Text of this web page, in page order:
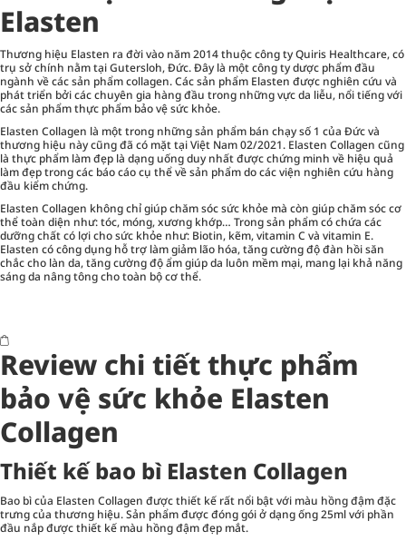
Elasten
Thương hiệu Elasten ra đời vào năm 2014 thuộc công ty Quiris Healthcare, có
trụ sở chính nằm tại Gutersloh, Đức. Đây là một công ty dược phẩm đầu
ngành về các sản phẩm collagen. Các sản phẩm Elasten được nghiên cứu và
phát triển bởi các chuyên gia hàng đầu trong những vực da liễu, nổi tiếng với
các sản phẩm thực phẩm bảo vệ sức khỏe.
Elasten Collagen là một trong những sản phẩm bán chạy số 1 của Đức và
thương hiệu này cũng đã có mặt tại Việt Nam 02/2021. Elasten Collagen cũng
là thực phẩm làm đẹp là dạng uống duy nhất được chứng minh về hiệu quả
làm đẹp trong các báo cáo cụ thể về sản phẩm do các viện nghiên cứu hàng
đầu kiểm chứng.
Elasten Collagen không chỉ giúpchăm sóc sức khỏe mà còn giúp chăm sóc cơ
thể toàn diện như: tóc, móng, xương khớp… Trong sản phẩm có chứa các
dưỡng chất có lợi cho sức khỏe như: Biotin, kẽm, vitamin C và vitamin E.
Elasten có công dụng hỗ trợ làm giảm lão hóa, tăng cường độ đàn hồi săn
chắc cho làn da, tăng cường độ ẩm giúp da luôn mềm mại, mang lại khả năng
sáng da nâng tông cho toàn bộ cơ thể.
Review chi tiết thực phẩm
bảo vệ sức khỏe Elasten
Collagen
Thiết kế bao bì Elasten Collagen
Bao bì của Elasten Collagen được thiết kế rất nổi bật với màu hồng đậm đặc
trưng của thương hiệu. Sản phẩm được đóng gói ở dạng ống 25ml với phần
đầu nắp được thiết kế màu hồng đậm đẹp mắt.